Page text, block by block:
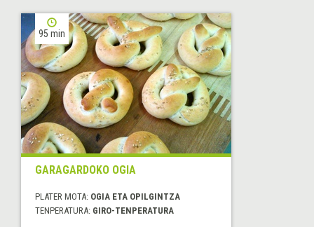
95 min
GARAGARDOKO OGIA
PLATER MOTA: OGIA ETA OPILGINTZA
TENPERATURA: GIRO-TENPERATURA